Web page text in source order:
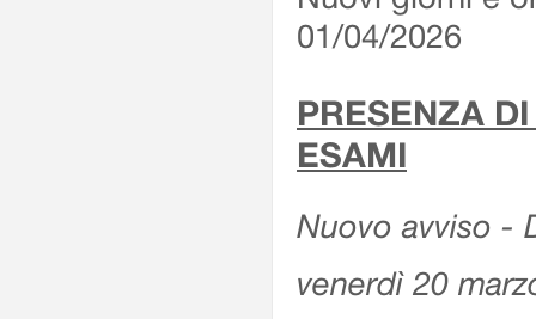
01/04/2026
PRESENZA
ESAMI
Nuovo avviso -
venerdì 20